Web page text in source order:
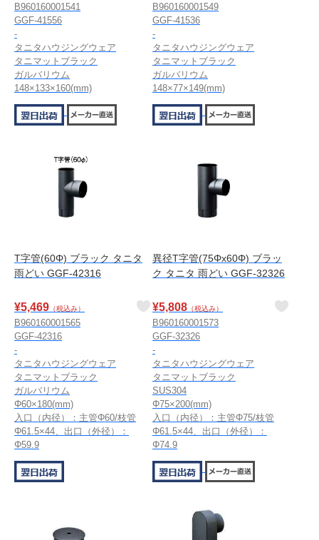
B960160001541
GGF-41556
-
タニタハウジングウェア
タニマットブラック
ガルバリウム
148×133×160(mm)
B960160001549
GGF-41536
-
タニタハウジングウェア
タニマットブラック
ガルバリウム
148×77×149(mm)
T字管(60Φ) ブラック タニタ
雨どい GGF-42316
¥5,469 （税込み）
B960160001565
GGF-42316
-
タニタハウジングウェア
タニマットブラック
ガルバリウム
Φ60×180(mm)
入口（内径）：主管Φ60/枝管
Φ61.5×44、出口（外径）：
Φ59.9
異径T字管(75Φx60Φ) ブラッ
ク タニタ 雨どい GGF-32326
¥5,808 （税込み）
B960160001573
GGF-32326
-
タニタハウジングウェア
タニマットブラック
SUS304
Φ75×200(mm)
入口（内径）：主管Φ75/枝管
Φ61.5×44、出口（外径）：
Φ74.9